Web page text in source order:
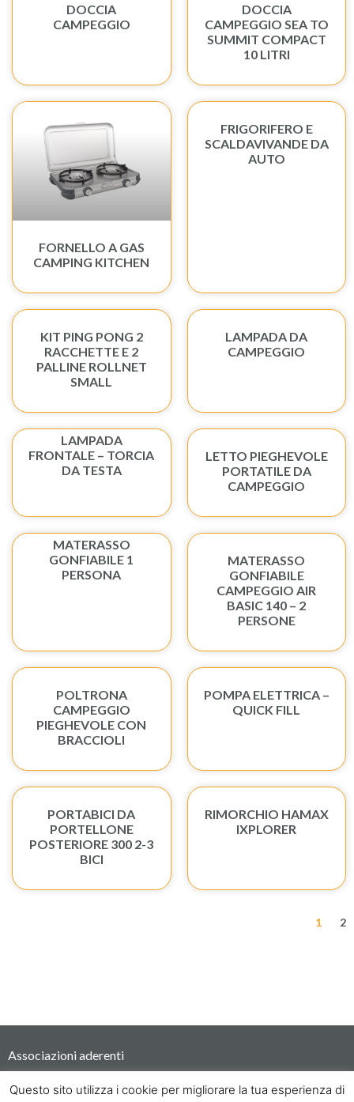
DOCCIA
CAMPEGGIO
DOCCIA
CAMPEGGIO SEA TO
SUMMIT COMPACT
10 LITRI
FORNELLO A GAS
CAMPING KITCHEN
FRIGORIFERO E
SCALDAVIVANDE DA
AUTO
KIT PING PONG 2
RACCHETTE E 2
PALLINE ROLLNET
SMALL
LAMPADA DA
CAMPEGGIO
LAMPADA
FRONTALE – TORCIA
DA TESTA
LETTO PIEGHEVOLE
PORTATILE DA
CAMPEGGIO
MATERASSO
GONFIABILE 1
PERSONA
MATERASSO
GONFIABILE
CAMPEGGIO AIR
BASIC 140 – 2
PERSONE
POLTRONA
CAMPEGGIO
PIEGHEVOLE CON
BRACCIOLI
POMPA ELETTRICA –
QUICK FILL
PORTABICI DA
PORTELLONE
POSTERIORE 300 2-3
BICI
RIMORCHIO HAMAX
IXPLORER
1 2
Associazioni aderenti
Questo sito utilizza i cookie per migliorare la tua esperienza di